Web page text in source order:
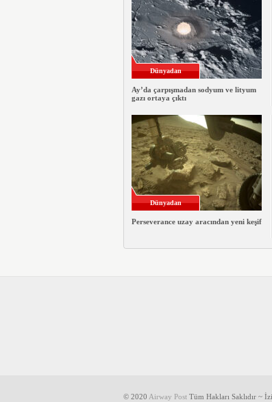
Dünyadan
Ay’da çarpışmadan sodyum ve lityum
gazı ortaya çıktı
Dünyadan
Perseverance uzay aracından yeni keşif
© 2020 Airway PostTüm Hakları Saklıdır ~